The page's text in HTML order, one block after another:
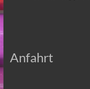
Anfahrt